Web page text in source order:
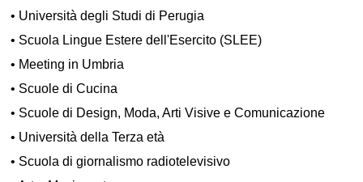
• Università degli Studi di Perugia
• Scuola Lingue Estere dell'Esercito (SLEE)
• Meeting in Umbria
• Scuole di Cucina
• Scuole di Design, Moda, Arti Visive e Comunicazione
• Università della Terza età
• Scuola di giornalismo radiotelevisivo